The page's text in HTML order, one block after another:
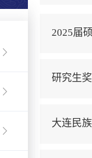
2025届
研究生
大连民